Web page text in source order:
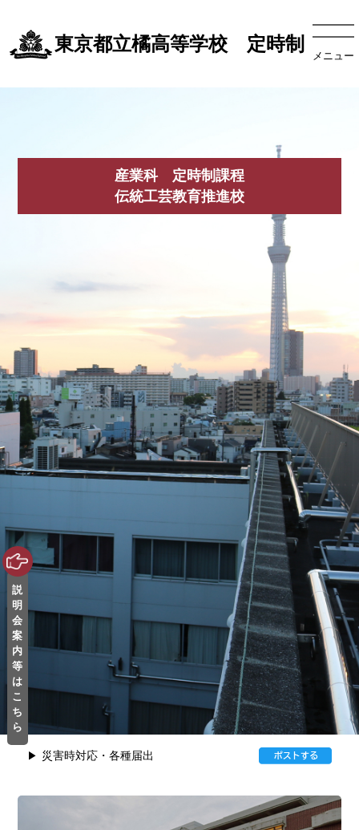
東京都立橘高等学校 定時制
メニュー
説
明
会
案
内
等
は
こ
ち
ら
産業科 定時制課程
伝統工芸教育推進校
災害時対応・各種届出